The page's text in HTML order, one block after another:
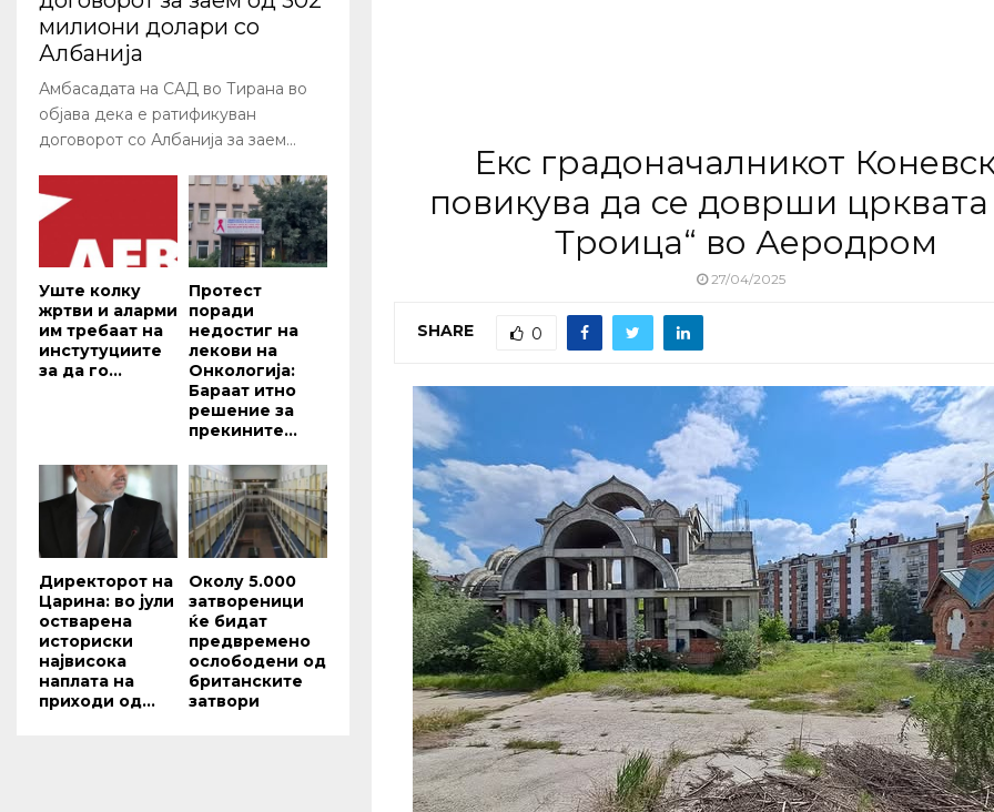
Екс градоначалникот
повикува да се доврши црквата
Троица“ во Аеродром
27/04/2025
SHARE 0
милиони долари со
Албанија
Амбасадата на САД во Тирана во
објава дека е ратификуван
договорот со Албанија за заем...
Уште колку
жртви и аларми
им требаат на
инстутуциите
за да го...
Протест
поради
недостиг на
лекови на
Онкологија:
Бараат итно
решение за
прекините...
Директорот на
Царина: во јули
остварена
историски
највисока
наплата на
приходи од...
Околу 5.000
затвореници
ќе бидат
предвремено
ослободени од
британските
затвори